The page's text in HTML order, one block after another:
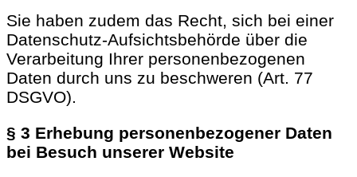
Sie haben zudem das Recht, sich bei einer
Datenschutz-Aufsichtsbehörde über die
Verarbeitung Ihrer personenbezogenen
Daten durch uns zu beschweren (Art. 77
DSGVO).
§ 3 Erhebung personenbezogener Daten
bei Besuch unserer Website